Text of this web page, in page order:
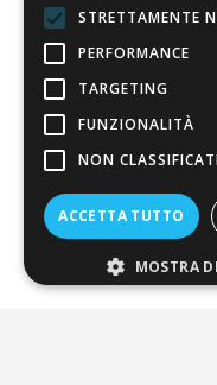
Riferimenti da
Condizioni di
Termini di vendita
Pagamenti
STRETTAMENTE
PERFORMANCE
TARGETING
FUNZIONALITÀ
NON
ACCETTA TUTTO
MOSTRA